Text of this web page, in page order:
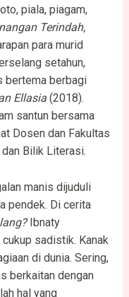
piala, piagam,
Terindah,
para murid
setahun,
bertema berbagi
Ellasia (2018).
santun bersama
Dosen dan Fakultas
Bilik Literasi.
manis dijuduli
pendek. Di cerita
Ibnaty
sadistik. Kanak
di dunia. Sering,
berkaitan dengan
hal yang